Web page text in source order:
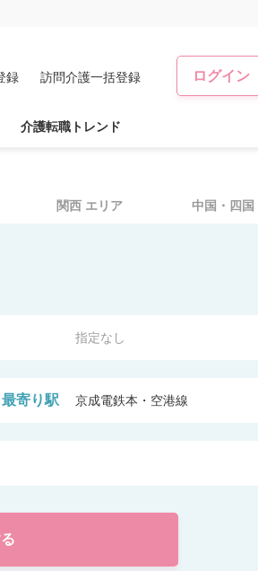
録 訪問介護一括登録 ログイン
介護転職トレンド
関西 エリア 中国・四国
指定なし
寄り駅 京成電鉄本・空港線